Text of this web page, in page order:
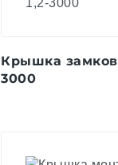
Крышка
3000